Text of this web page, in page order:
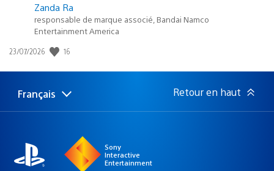
Zanda Ra
responsable de marque associé, Bandai Namco
Entertainment America
Date
publication
23/07/2026 16
Choisir
Région
Français Retour en haut
Sony
Interactive
Entertainment